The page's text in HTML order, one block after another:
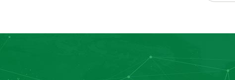
品质量，整合行业资源，合理配套设施设备，性能优良。
查看详情